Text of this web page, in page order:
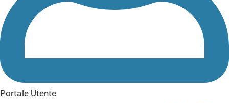
Portale Utente